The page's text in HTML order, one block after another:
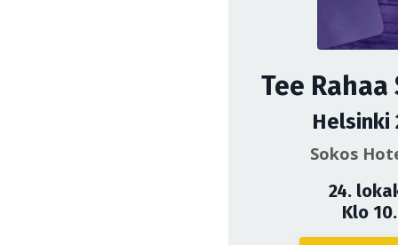
Tee
Helsinki
Sokos
24.
Klo